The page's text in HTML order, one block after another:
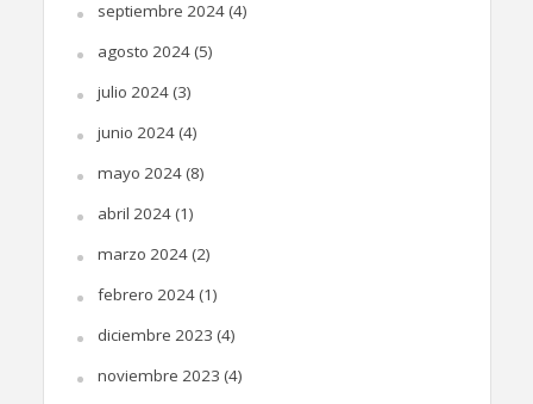
septiembre 2024(4)
agosto 2024(5)
julio 2024(3)
junio 2024(4)
mayo 2024(8)
abril 2024(1)
marzo 2024(2)
febrero 2024(1)
diciembre 2023 (4)
noviembre 2023 (4)